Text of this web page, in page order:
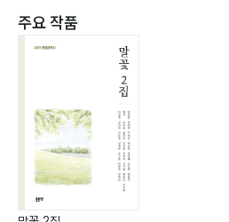
주요 작품